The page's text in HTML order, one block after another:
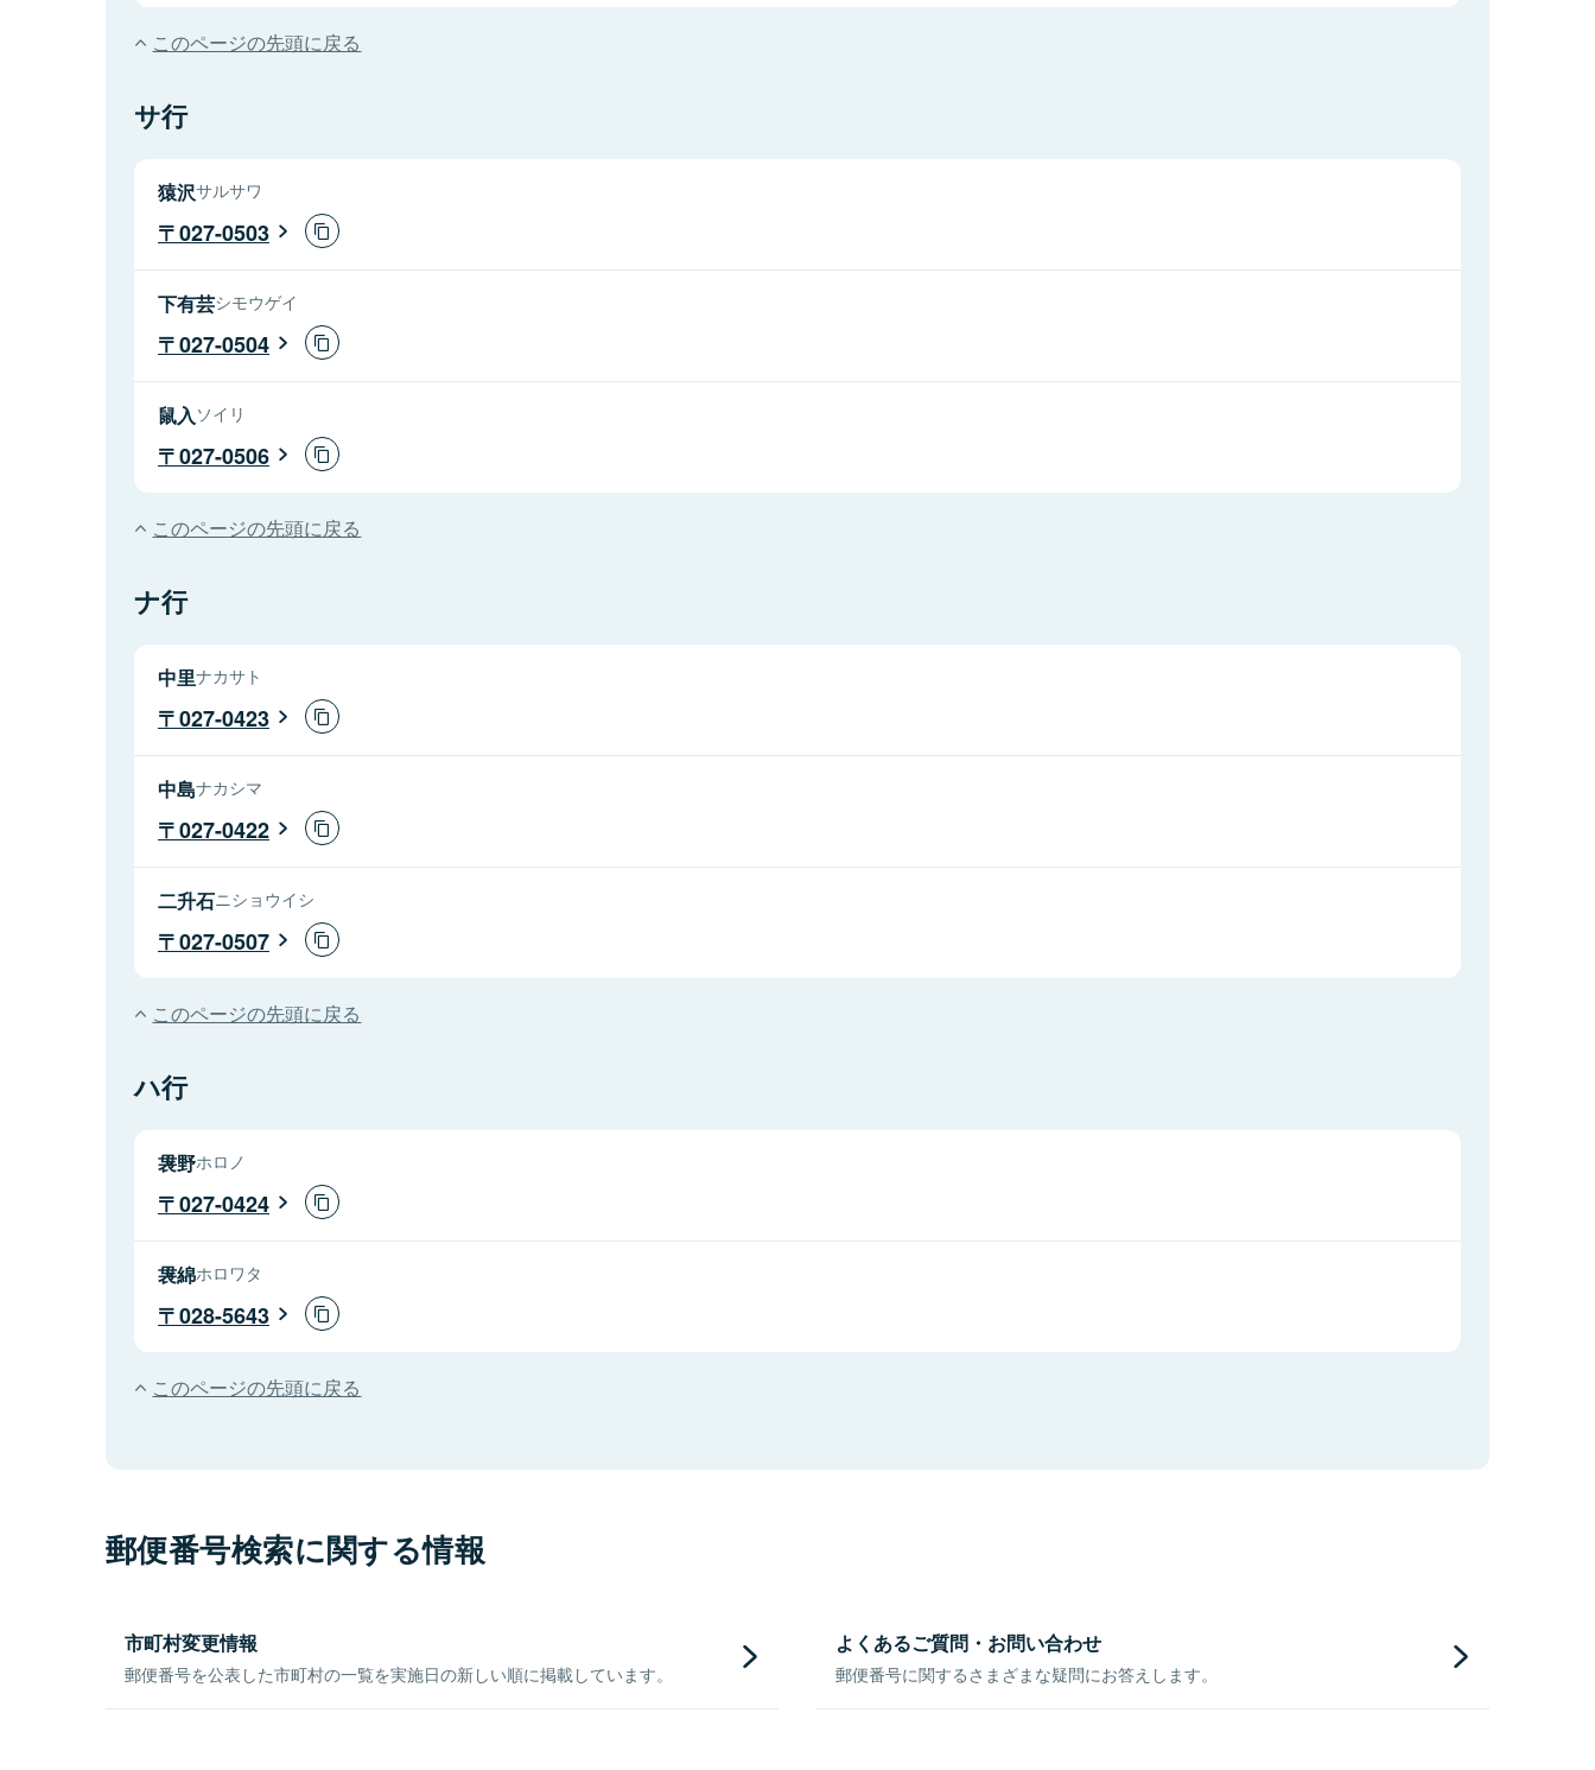
このページの先頭に戻る
サ行
猿沢サルサワ
027-0503
下有芸シモウゲイ
027-0504
鼠入ソイリ
027-0506
このページの先頭に戻る
ナ行
中里ナカサト
027-0423
中島ナカシマ
027-0422
二升石ニショウイシ
027-0507
このページの先頭に戻る
ハ行
袰野ホロノ
027-0424
袰綿ホロワタ
028-5643
このページの先頭に戻る
郵便番号検索に関する情報
市町村変更情報
郵便番号を公表した市町村の一覧を実施日の新しい順に掲載しています。
よくあるご質問・お問い合わせ
郵便番号に関するさまざまな疑問にお答えします。